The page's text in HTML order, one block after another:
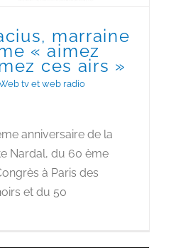
marraine
« aimez
ces airs »
tv et web radio
anniversaire de la
Nardal, du 60 ème
à Paris des
et du 50